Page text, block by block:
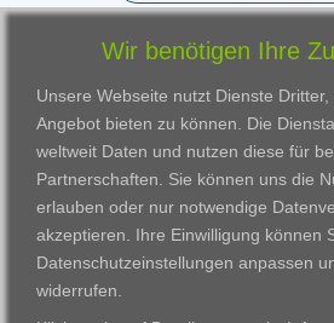
VWAK
Karriere
Links
Standorte
Darmstadt
Wir benötigen Ihre
Unsere Webseite nutzt Dienste
Angebot bieten zu können. Die
weltweit Daten und nutzen diese für
Partnerschaften. Sie können uns die
erlauben oder nur notwendige
akzeptieren. Ihre Einwilligung können
Datenschutzeinstellungen anpassen
widerrufen.